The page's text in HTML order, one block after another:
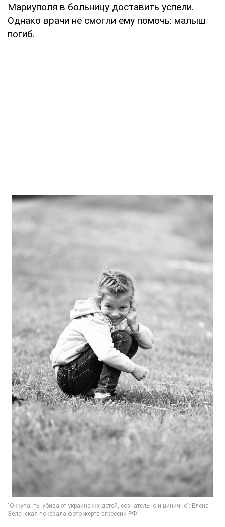
Мариуполя в больницу доставить успели.
Однако врачи не смогли ему помочь: малыш
погиб.